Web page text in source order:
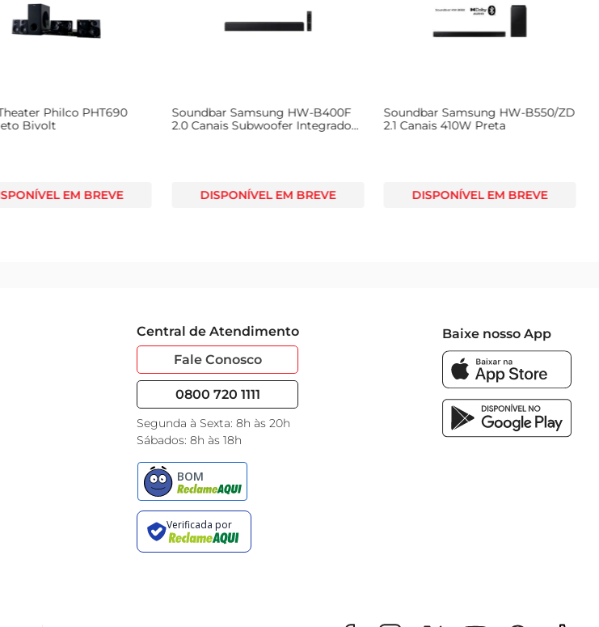
Philco PHT690
Bivolt
EM BREVE
Soundbar Samsung HW-B400F
2.0 Canais Subwoofer Integrado
DISPONÍVEL EM BREVE
Soundbar Samsung HW-B550/ZD
2.1 Canais 410W Preta
DISPONÍVEL EM BREVE
Central de Atendimento
Fale Conosco
0800 720 1111
Segunda à Sexta: 8h às 20h
Sábados: 8h às 18h
Baixe nosso App